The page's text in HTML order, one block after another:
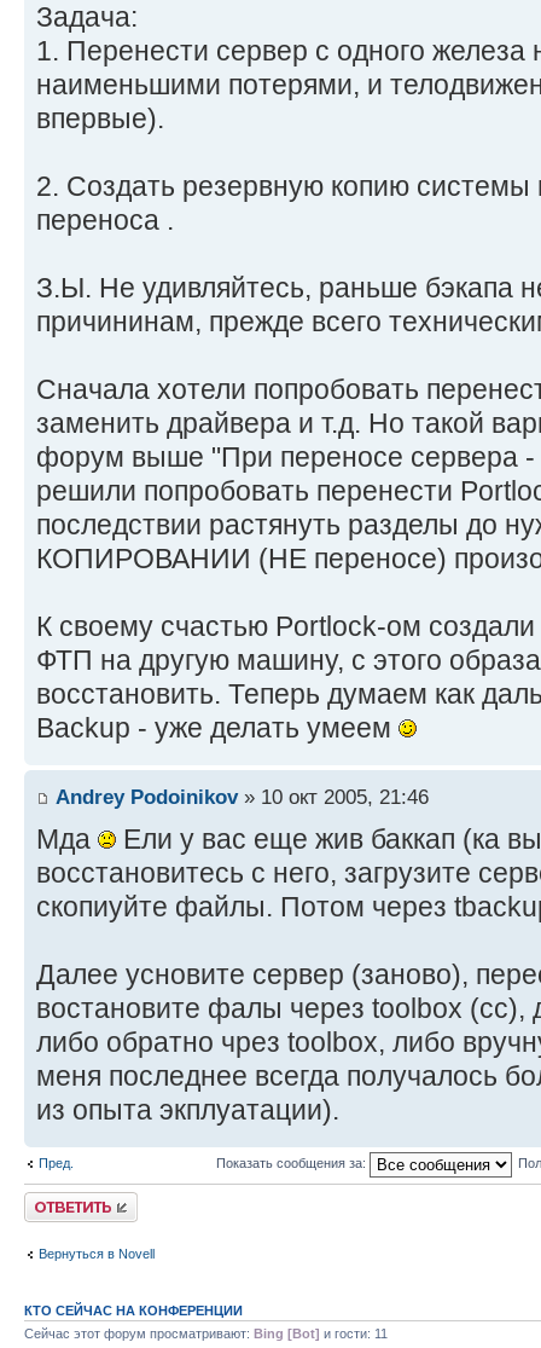
Задача:
1. Перенести сервер с одного железа
наименьшими потерями, и
впервые).
2. Создать резервную копию системы
переноса .
З.Ы. Не удивляйтесь, раньше бэкапа
причининам, прежде всего
Сначала хотели попробовать
заменить драйвера и т.д. Но такой
форум выше "При переносе сервера -
решили попробовать перенести
последствии растянуть разделы до
КОПИРОВАНИИ (НЕ переносе)
К своему счастью Portlock-ом
ФТП на другую машину, с этого
восстановить. Теперь думаем как
Backup - уже делать умеем
Andrey Podoinikov» 10 окт 2005, 21:46
Мда
Ели у вас еще жив баккап (ка
восстановитесь с него, загрузите
скопиуйте файлы. Потом через
Далее усновите сервер (заново),
востановите фалы через toolbox (cc),
либо обратно чрез toolbox, либо
меня последнее всегда получалось
из опыта экплуатации).
Пред. Показать сообщения за:
Ответить
Вернуться в Novell
КТО СЕЙЧАС НА КОНФЕРЕНЦИИ
Сейчас этот форум просматривают: Bing [Bot] и гости: 11